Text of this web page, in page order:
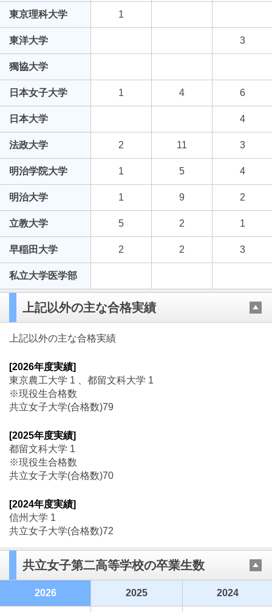
東京理科大学 1
東洋大学 3
獨協大学
日本女子大学 1 4 6
日本大学 4
法政大学 2 11 3
明治学院大学 1 5 4
明治大学 1 9 2
立教大学 5 2 1
早稲田大学 2 2 3
私立大学医学部
上記以外の主な合格実績
上記以外の主な合格実績
[2026年度実績]
東京農工大学 1 、都留文科大学 1
※現役生合格数
共立女子大学(合格数)79
[2025年度実績]
都留文科大学 1
※現役生合格数
共立女子大学(合格数)70
[2024年度実績]
信州大学 1
共立女子大学(合格数)72
共立女子第二高等学校の卒業生数
2026 2025 2024